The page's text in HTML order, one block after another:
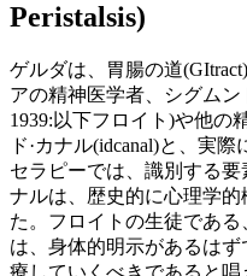
Peristalsis)
ゲルダは、胃腸の道
アの精神医学者、シグムン
1939:以下フロイト)や他の
ド·カナル(idcanal)と、実
セラピーでは、識別する
ナルは、歴史的に心理学
た。フロイトの生徒であ
は、身体的明示があるは